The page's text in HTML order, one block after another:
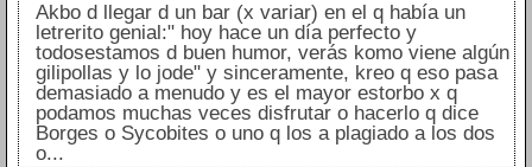
Akbo d llegar d un bar (x variar) en el q había un
letrerito genial:" hoy hace un día perfecto y
todosestamos d buen humor, verás komo viene algún
gilipollas y lo jode" y sinceramente, kreo q eso pasa
demasiado a menudo y es el mayor estorbo x q
podamos muchas veces disfrutar o hacerlo q dice
Borges o Sycobites o uno q los a plagiado a los dos
o...